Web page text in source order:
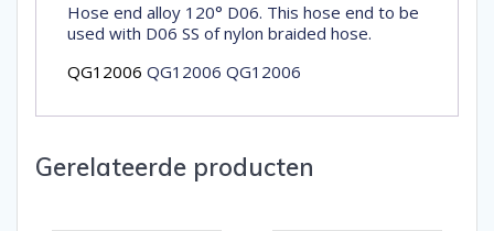
Hose end alloy 120° D06. This hose end to be
used with D06 SS of nylon braided hose.
QG12006 QG12006 QG12006
Gerelateerde producten